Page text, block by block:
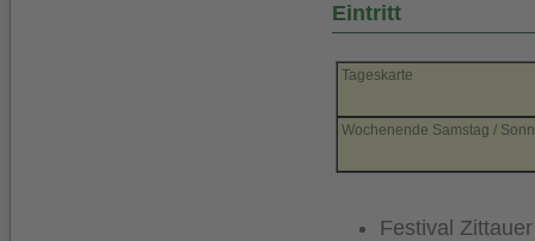
Eintritt
Tageskarte
Wochenende Samstag /
Festival